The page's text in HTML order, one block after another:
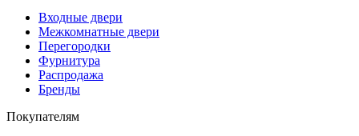
Входные двери
Межкомнатные двери
Перегородки
Фурнитура
Распродажа
Бренды
Покупателям